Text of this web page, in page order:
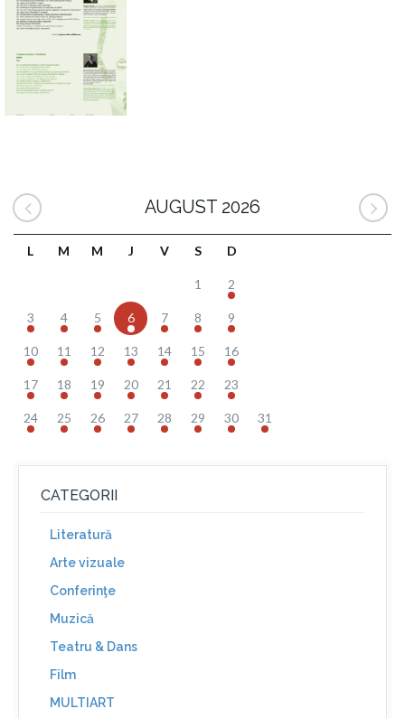
AUGUST 2026
L M M J V S D
1 2
3 4 5 6 7 8 9
10 11 12 13 14 15 16
17 18 19 20 21 22 23
24 25 26 27 28 29 30 31
CATEGORII
Literatură
Arte vizuale
Conferinţe
Muzică
Teatru & Dans
Film
MULTIART